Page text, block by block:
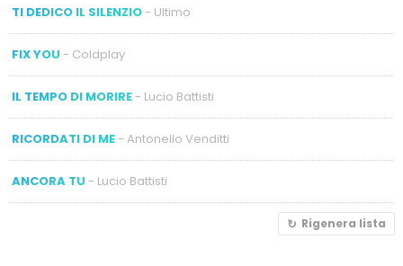
TI DEDICO IL SILENZIO- Ultimo
FIX YOU - Coldplay
IL TEMPO DI MORIRE- Lucio Battisti
RICORDATI DI ME- Antonello Venditti
ANCORA TU - Lucio Battisti
Rigenera lista